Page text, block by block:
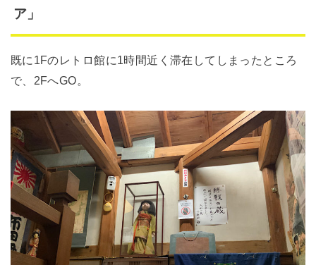
ア」
既に1Fのレトロ館に1時間近く滞在してしまったところ
で、2FへGO。